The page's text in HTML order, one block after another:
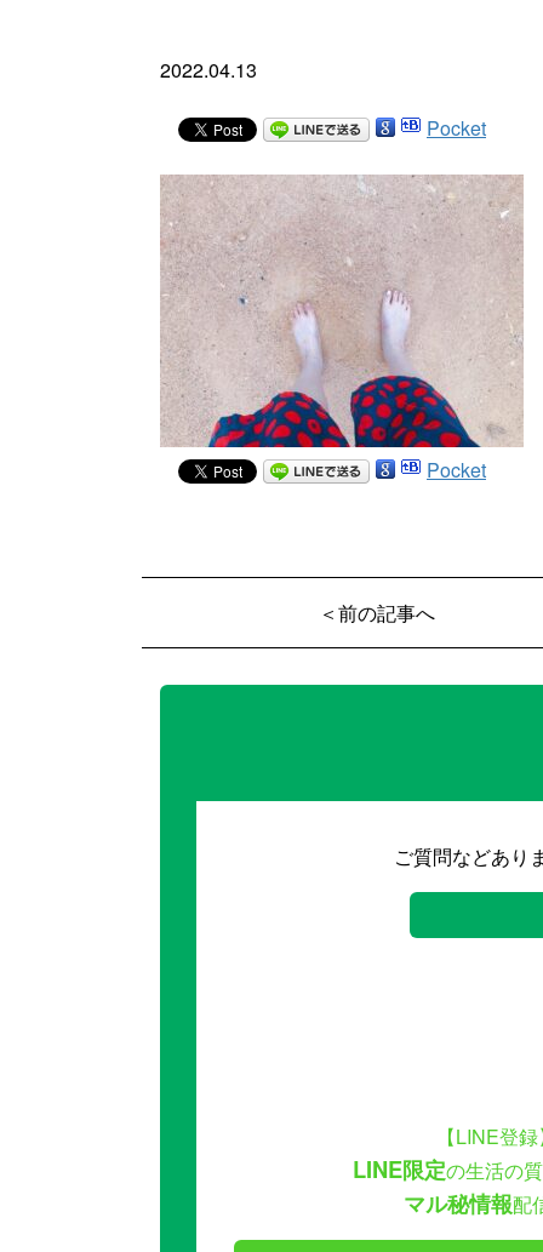
2022.04.13
Pocket
Pocket
＜前の記事へ
ご質問などあり
【LINE登
LINE限定の生活の
マル秘情報配